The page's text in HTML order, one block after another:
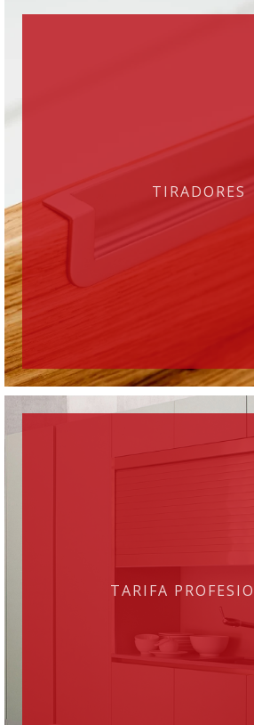
TIRADORES
TARIFA